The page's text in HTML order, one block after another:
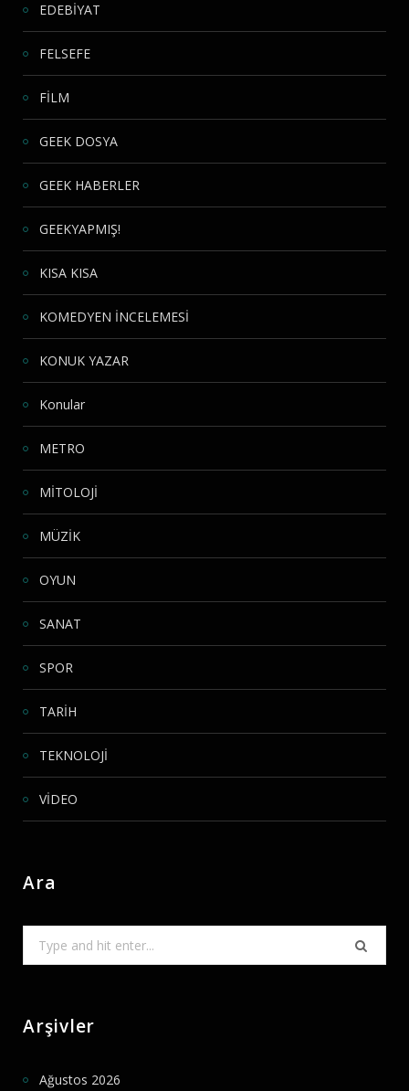
EDEBİYAT
FELSEFE
FİLM
GEEK DOSYA
GEEK HABERLER
GEEKYAPMIŞ!
KISA KISA
KOMEDYEN İNCELEMESİ
KONUK YAZAR
Konular
METRO
MİTOLOJİ
MÜZİK
OYUN
SANAT
SPOR
TARİH
TEKNOLOJİ
VİDEO
Ara
for:
Arşivler
Ağustos 2026